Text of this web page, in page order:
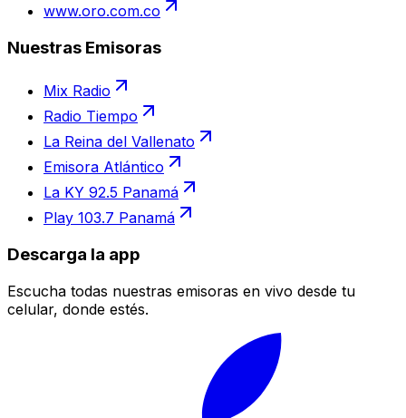
www.oro.com.co
Nuestras Emisoras
Mix Radio
Radio Tiempo
La Reina del Vallenato
Emisora Atlántico
La KY 92.5 Panamá
Play 103.7 Panamá
Descarga la app
Escucha todas nuestras emisoras en vivo desde tu
celular, donde estés.